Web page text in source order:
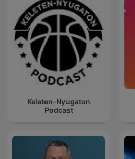
Keleten-Nyugaton
Podcast